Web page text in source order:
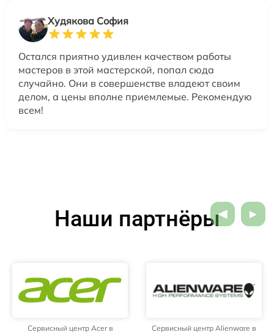
Худякова София
Остался приятно удивлен качеством работы
мастеров в этой мастерской, попал сюда
случайно. Они в совершенстве владеют своим
делом, а цены вполне приемлемые. Рекомендую
всем!
Наши партнёры
Сервисный центр Acer в
Сервисный центр Alienware в